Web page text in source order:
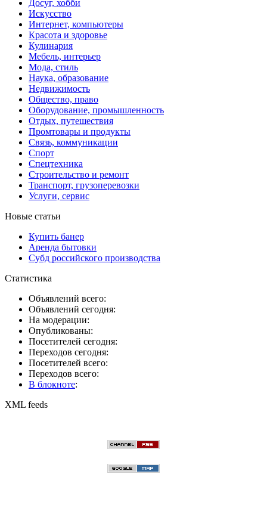
Досуг, хобби
Искусство
Интернет, компьютеры
Красота и здоровье
Кулинария
Мебель, интерьер
Мода, стиль
Наука, образование
Недвижимость
Общество, право
Оборудование, промышленность
Отдых, путешествия
Промтовары и продукты
Связь, коммуникации
Спорт
Спецтехника
Строительство и ремонт
Транспорт, грузоперевозки
Услуги, сервис
Новые статьи
Купить банер
Аренда бытовки
Субд российского производства
Статистика
Объявлений всего:
Объявлений сегодня:
На модерации:
Опубликованы:
Посетителей сегодня:
Переходов сегодня:
Посетителей всего:
Переходов всего:
В блокноте:
XML feeds